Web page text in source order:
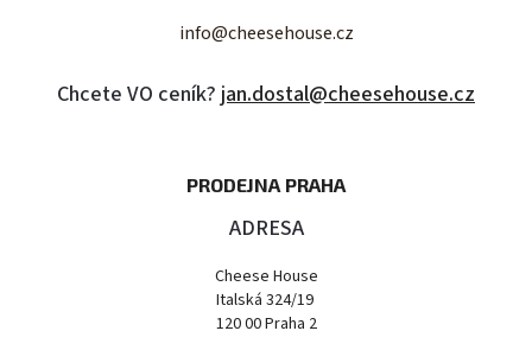
info@cheesehouse.cz
Chcete VO ceník? jan.dostal@cheesehouse.cz
PRODEJNA PRAHA
ADRESA
Cheese House
Italská 324/19
120 00 Praha 2